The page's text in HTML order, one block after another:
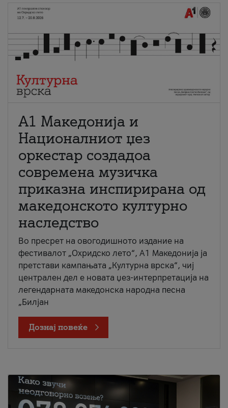
А1 Македонија и
Националниот џез
оркестар создадоа
современа музичка
приказна инспирирана од
македонското културно
наследство
Во пресрет на овогодишното издание на
фестивалот „Охридско лето“, А1 Македонија ја
претстави кампањата „Културна врска“, чиј
централен дел е новата џез-интерпретација на
легендарната македонска народна песна
„Билјан
Дознај повеќе